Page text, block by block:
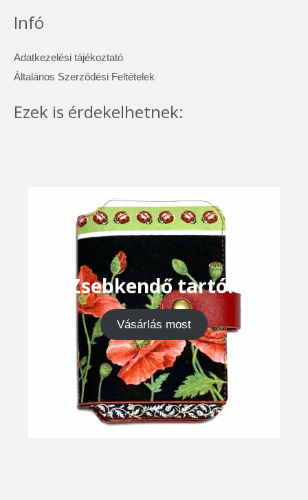
Infó
Adatkezelési tájékoztató
Általános Szerződési Feltételek
Ezek is érdekelhetnek:
Zsebkendő tartók
Vásárlás most